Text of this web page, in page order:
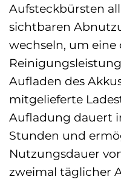
Aufsteckbürsten
sichtbaren
wechseln, um
Aufladen des
mitgelieferte
Aufladung dauert
Stunden und
Nutzungsdauer
zweimal täglicher